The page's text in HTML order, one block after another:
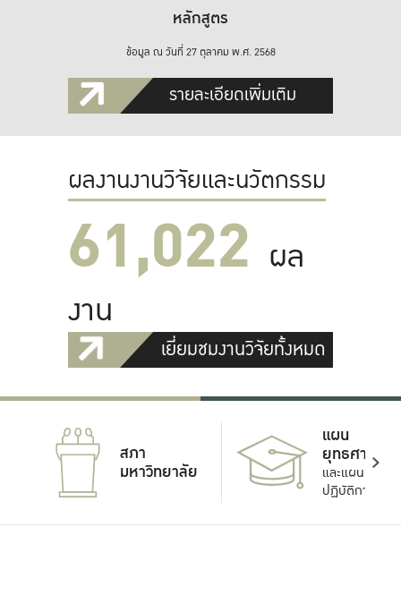
หลักสูตร
ข้อมูล ณ วันที่ 27 ตุลาคม พ.ศ. 2568
รายละเอียดเพิ่มเติม
ผลงานงานวิจัยและนวัตกรรม
61,022 ผล
งาน
เยี่ยมชมงานวิจัยทั้งหมด
สภา
มหาวิทยาลัย
แผน
ยุทธศาสตร์
และแผน
ปฏิบัติการ